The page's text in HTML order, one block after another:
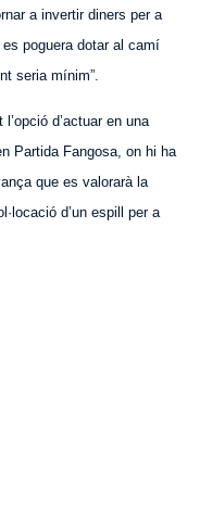
a invertir diners per a
poguera dotar al camí
seria mínim”.
d’actuar en una
Partida Fangosa, on hi ha
que es valorarà la
d’un espill per a